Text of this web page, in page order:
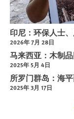
印尼：环保人士
2026年 7月 28日
马来西亚：木制
2025年 5月 4日
所罗门群岛：海
2025年 3月 17日